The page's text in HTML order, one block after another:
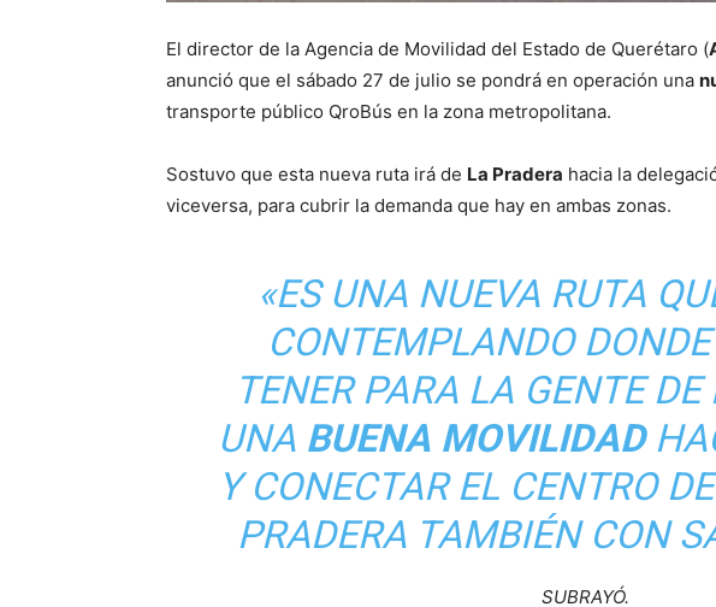
El director de la Agencia de Movilidad del Estado de Querétaro (
anunció que el sábado 27 de julio se pondrá en operación una
transporte público QroBús en la zona metropolitana.
Sostuvo que esta nueva ruta irá de La Pradera hacia la
viceversa, para cubrir la demanda que hay en ambas zonas.
«ES UNA NUEVA RUTA
CONTEMPLANDO
TENER PARA LA GENTE
UNA BUENA MOVILIDAD
Y CONECTAR EL CENTRO
PRADERA TAMBIÉN CON
SUBRAYÓ.